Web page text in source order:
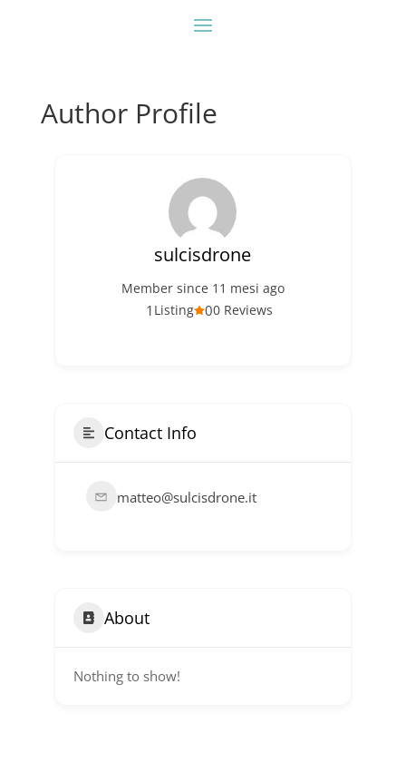
Author Profile
sulcisdrone
Member since 11 mesi ago
00 Reviews
1 Listing
Contact Info
matteo@sulcisdrone.it
About
Nothing to show!